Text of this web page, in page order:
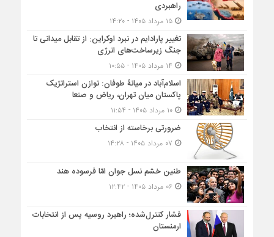
راهبردی
۱۵ مرداد ۱۴۰۵ - ۱۴:۲۰
تغییر پارادایم در نبرد اوکراین: از تقابل میدانی تا
جنگ زیرساخت‌های انرژی
اسلام‌آباد در میانۀ طوفان: توازن استراتژیک
پاکستان میان تهران، ریاض و صنعا
۱۰ مرداد ۱۴۰۵ - ۱۱:۵۴
ضرورتی برخاسته از انتخاب
طنین خشم نسل جوان امّا فرسوده هند
۰۶ مرداد ۱۴۰۵ - ۱۲:۴۲
فشار کنترل‌شده؛ راهبرد روسیه پس از انتخابات
ارمنستان